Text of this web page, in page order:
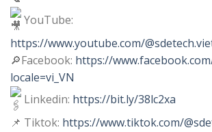
YouTube:
https://www.youtube.com/
🔎Facebook: https://
locale=vi_VN
Linkedin: https://bit.ly/38lc2xa
📌 Tiktok: https://www.tiktok.com/